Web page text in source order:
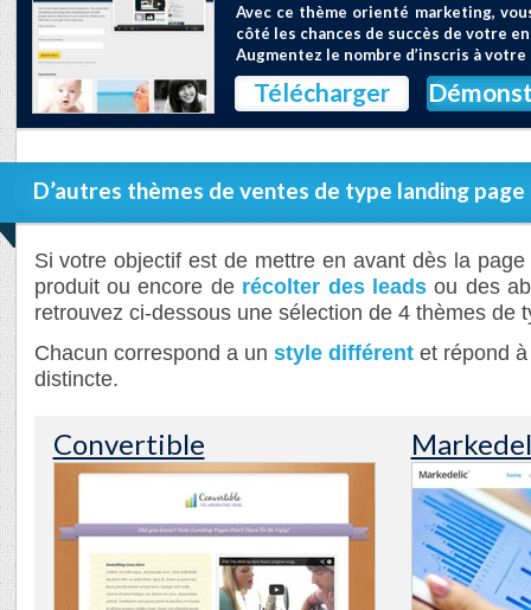
Avec ce thème orienté marketing,
côté les chances de succès de votre
Augmentez le nombre d’inscris à votre
Télécharger
D’autres thèmes de ventes de type landing page
Si votre objectif est de mettre en avant dès la page
produit ou encore de récolter des leads ou des
retrouvez ci-dessous une sélection de 4 thèmes de
Chacun correspond a un style différentet répond à
distincte.
Convertible